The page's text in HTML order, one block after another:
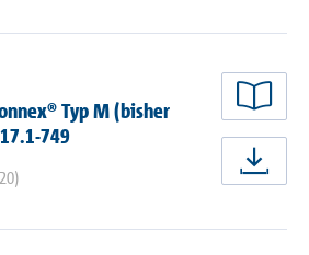
Typ M (bisher
749